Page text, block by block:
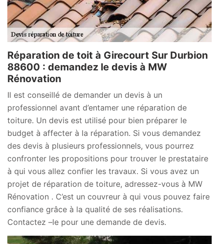
Réparation de toit à Girecourt Sur Durbion
88600 : demandez le devis à MW
Rénovation
Il est conseillé de demander un devis à un
professionnel avant d’entamer une réparation de
toiture. Un devis est utilisé pour bien préparer le
budget à affecter à la réparation. Si vous demandez
des devis à plusieurs professionnels, vous pourrez
confronter les propositions pour trouver le prestataire
à qui vous allez confier les travaux. Si vous avez un
projet de réparation de toiture, adressez-vous à MW
Rénovation . C’est un couvreur à qui vous pouvez faire
confiance grâce à la qualité de ses réalisations.
Contactez –le pour une demande de devis.